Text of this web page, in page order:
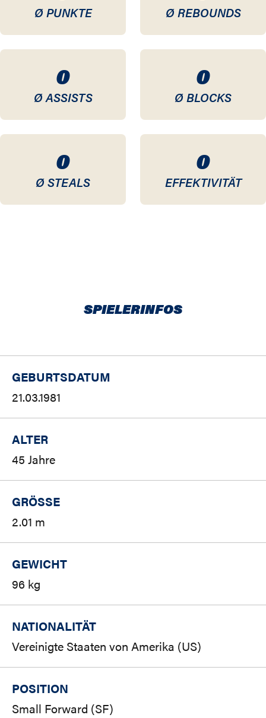
Ø PUNKTE Ø REBOUNDS
0
Ø ASSISTS
0
Ø BLOCKS
0
Ø STEALS
0
EFFEKTIVITÄT
SPIELERINFOS
GEBURTSDATUM
21.03.1981
ALTER
45 Jahre
GRÖSSE
2.01 m
GEWICHT
96 kg
NATIONALITÄT
Vereinigte Staaten von Amerika (US)
POSITION
Small Forward (SF)